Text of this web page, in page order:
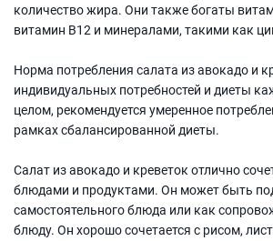
количество жира. Они также богаты
витамин В12 и минералами, такими как
Норма потребления салата из авокадо и
индивидуальных потребностей и диеты
целом, рекомендуется умеренное
рамках сбалансированной диеты.
Салат из авокадо и креветок отлично
блюдами и продуктами. Он может быть
самостоятельного блюда или как
блюду. Он хорошо сочетается с рисом,